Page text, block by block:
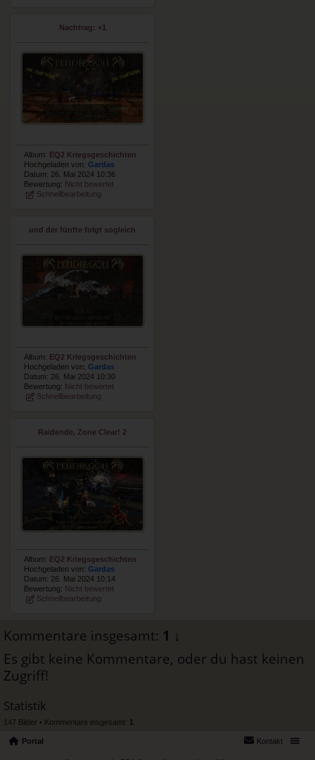
Nachtrag: +1
Album: EQ2 Kriegsgeschichten
Hochgeladen von: Gardas
Datum: 26. Mai 2024 10:36
Bewertung: Nicht bewertet
Schnellbearbeitung
und der fünfte folgt sogleich
Album: EQ2 Kriegsgeschichten
Hochgeladen von: Gardas
Datum: 26. Mai 2024 10:30
Bewertung: Nicht bewertet
Schnellbearbeitung
Raidende, Zone Clear! 2
Album: EQ2 Kriegsgeschichten
Hochgeladen von: Gardas
Datum: 26. Mai 2024 10:14
Bewertung: Nicht bewertet
Schnellbearbeitung
Kommentare insgesamt: 1 ↓
Es gibt keine Kommentare, oder du hast keinen
Zugriff!
Statistik
147 Bilder • Kommentare insgesamt: 1
Portal Kontakt